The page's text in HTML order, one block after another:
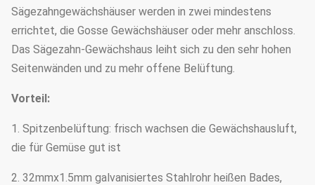
Sägezahngewächshäuser werden in zwei mindestens
errichtet, die Gosse Gewächshäuser oder mehr anschloss.
Das Sägezahn-Gewächshaus leiht sich zu den sehr hohen
Seitenwänden und zu mehr offene Belüftung.
Vorteil:
1. Spitzenbelüftung: frisch wachsen die Gewächshausluft,
die für Gemüse gut ist
2. 32mmx1.5mm galvanisiertes Stahlrohr heißen Bades,